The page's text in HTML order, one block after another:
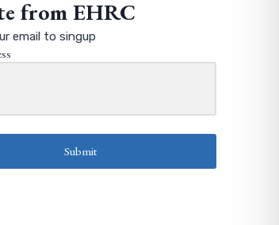
from EHRC
email to singup
Submit